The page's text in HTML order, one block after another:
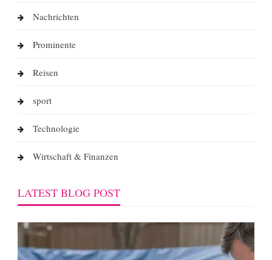
Nachrichten
Prominente
Reisen
sport
Technologie
Wirtschaft & Finanzen
LATEST BLOG POST